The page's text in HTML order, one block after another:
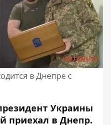
в Днепре с
Украины
приехал в Днепр.